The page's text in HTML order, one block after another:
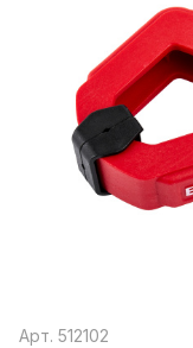
Арт. 512102